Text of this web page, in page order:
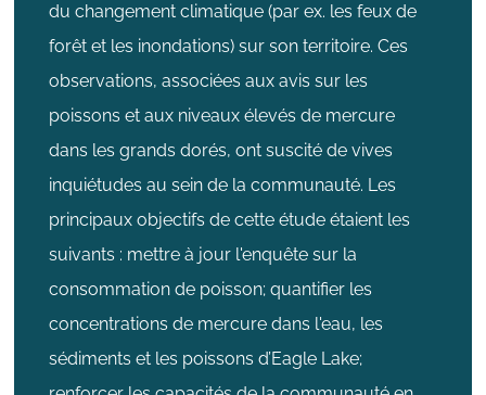
du changement climatique (par ex. les feux de
forêt et les inondations) sur son territoire. Ces
observations, associées aux avis sur les
poissons et aux niveaux élevés de mercure
dans les grands dorés, ont suscité de vives
inquiétudes au sein de la communauté. Les
principaux objectifs de cette étude étaient les
suivants : mettre à jour l'enquête sur la
consommation de poisson; quantifier les
concentrations de mercure dans l'eau, les
sédiments et les poissons d’Eagle Lake;